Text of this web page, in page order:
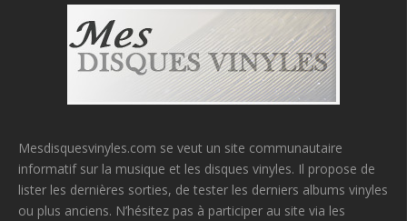
Mesdisquesvinyles.com se veut un site communautaire
informatif sur la musique et les disques vinyles. Il propose de
lister les dernières sorties, de tester les derniers albums vinyles
ou plus anciens. N’hésitez pas à participer au site via les